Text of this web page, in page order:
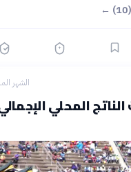
الشهر الماضي
المحلي الإجمالي